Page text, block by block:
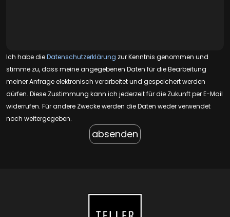
Ich habe dieDatenschutzerklärung zur Kenntnis genommen und
stimme zu, dass meine angegebenen Daten für die Bearbeitung
meiner Anfrage elektronisch verarbeitet und gespeichert werden
dürfen. Diese Zustimmung kann ich jederzeit für die Zukunft per E-Mail
widerrufen. Für andere Zwecke werden die Daten weder verwendet
noch weitergegeben.